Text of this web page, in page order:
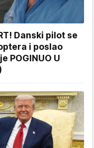
Danski pilot se
i poslao
POGINUO U